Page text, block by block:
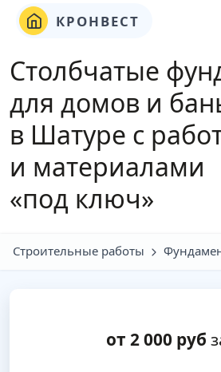
КРОНВЕСТ
Столбчатые
для домов и
в Шатуре с
и материалами
«под ключ»
Строительные работы
от 2 000руб